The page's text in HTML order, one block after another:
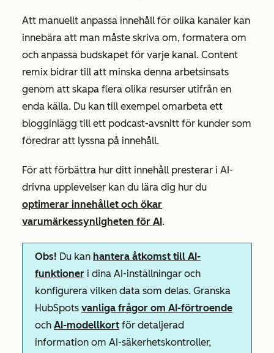
Att manuellt anpassa innehåll för olika kanaler kan
innebära att man måste skriva om, formatera om
och anpassa budskapet för varje kanal. Content
remix bidrar till att minska denna arbetsinsats
genom att skapa flera olika resurser utifrån en
enda källa. Du kan till exempel omarbeta ett
blogginlägg till ett podcast-avsnitt för kunder som
föredrar att lyssna på innehåll.
För att förbättra hur ditt innehåll presterar i AI-
drivna upplevelser kan du lära dig hur du
optimerar innehållet och ökar
varumärkessynligheten för AI.
Obs! Du kan hantera åtkomst till AI-
funktioner i dina AI-inställningar och
konfigurera vilken data som delas. Granska
HubSpots vanliga frågor om AI-förtroende
och AI-modellkort för detaljerad
information om AI-säkerhetskontroller,